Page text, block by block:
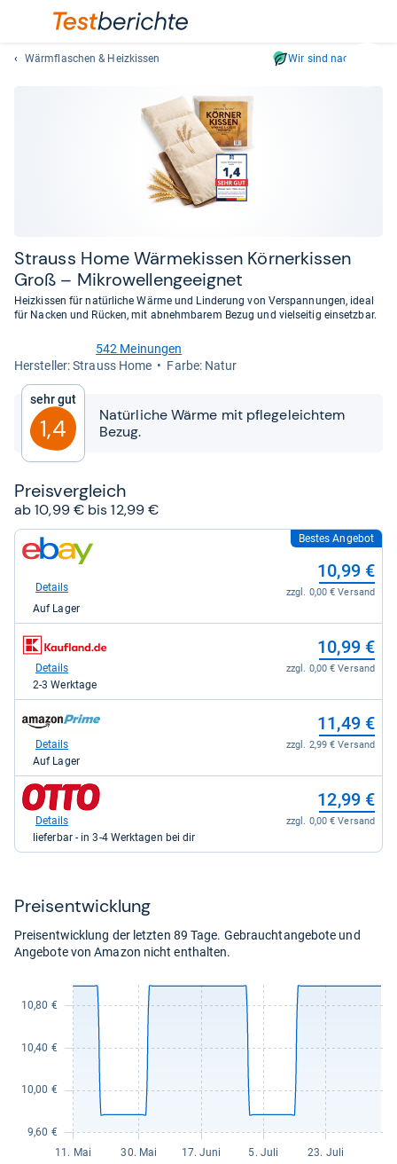
sich
Wärmflaschen & Heizkissen Wir sind nachhaltig
Strauss Home Wär­me­kis­sen Kör­ner­kis­sen
Groß – Mikro­wel­len­ge­eig­net
Heizkissen für natürliche Wärme und Linderung von Verspannungen, ideal
für Nacken und Rücken, mit abnehmbarem Bezug und vielseitig einsetzbar.
von
Sternen
542 Meinungen
Her­stel­ler: Strauss Home
Farbe: Natur
Sehr gut
1,4
Natürliche Wärme mit pflegeleichtem
Bezug.
Preis­ver­gleich
ab 10,99 € bis 12,99 €
zum
Shop:
eBay
10,99
kaufen.
Bestes Angebot
10,99 €
zzgl. 0,00 € Versand
Details
Auf Lager
zum
Shop:
Kaufland.de
kaufen.
10,99 €
zzgl. 0,00 € Versand
Details
2-3 Werktage
zum
Shop:
Amazon.de
11,49
kaufen.
11,49 €
zzgl. 2,99 € Versand
Details
Auf Lager
zum
Shop:
Otto.de
12,99 €
zzgl. 0,00 € Versand
Details
lieferbar - in 3-4 Werktagen bei dir
Preis­ent­wick­lung
Preisentwicklung der letzten 89 Tage. Gebrauchtangebote und
Angebote von Amazon nicht enthalten.